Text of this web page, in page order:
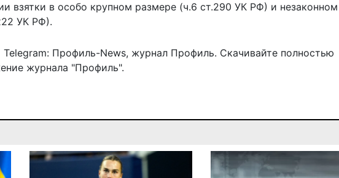
взятки в особо крупном размере (ч.6 ст.290 УК РФ) и незаконном
УК РФ).
Telegram: Профиль-News, журнал Профиль. Скачивайте полностью
журнала "Профиль".